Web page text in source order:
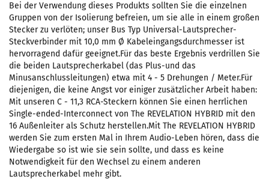
Bei der Verwendung dieses Produkts sollten Sie die einzelnen
Gruppen von der Isolierung befreien, um sie alle in einem großen
Stecker zu verlöten; unser Bus Typ Universal-Lautsprecher-
Steckverbinder mit 10,0 mm Ø Kabeleingangsdurchmesser ist
hervorragend dafür geeignet.Für das beste Ergebnis verdrillen Sie
die beiden Lautsprecherkabel (das Plus-und das
Minusanschlussleitungen) etwa mit 4 - 5 Drehungen / Meter.Für
diejenigen, die keine Angst vor einiger zusätzlicher Arbeit haben:
Mit unseren C - 11,3 RCA-Steckern können Sie einen herrlichen
Single-ended-Interconnect von The REVELATION HYBRID mit den
16 Außenleiter als Schutz herstellen.Mit The REVELATION HYBRID
werden Sie zum ersten Mal in Ihrem Audio-Leben hören, dass die
Wiedergabe so ist wie sie sein sollte, und dass es keine
Notwendigkeit für den Wechsel zu einem anderen
Lautsprecherkabel mehr gibt.